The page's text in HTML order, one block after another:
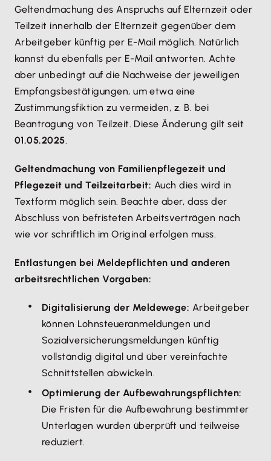
Geltendmachung des Anspruchs auf Elternzeit oder
Teilzeit innerhalb der Elternzeit gegenüber dem
Arbeitgeber künftig per E-Mail möglich. Natürlich
kannst du ebenfalls per E-Mail antworten. Achte
aber unbedingt auf die Nachweise der jeweiligen
Empfangsbestätigungen, um etwa eine
Zustimmungsfiktion zu vermeiden, z. B. bei
Beantragung von Teilzeit. Diese Änderung gilt seit
01.05.2025.
Geltendmachung von Familienpflegezeit und
Pflegezeit und Teilzeitarbeit: Auch dies wird in
Textform möglich sein. Beachte aber, dass der
Abschluss von befristeten Arbeitsverträgen nach
wie vor schriftlich im Original erfolgen muss.
Entlastungen bei Meldepflichten und anderen
arbeitsrechtlichen Vorgaben:
Digitalisierung der Meldewege: Arbeitgeber
können Lohnsteueranmeldungen und
Sozialversicherungsmeldungen künftig
vollständig digital und über vereinfachte
Schnittstellen abwickeln.
Optimierung der Aufbewahrungspflichten:
Die Fristen für die Aufbewahrung bestimmter
Unterlagen wurden überprüft und teilweise
reduziert.